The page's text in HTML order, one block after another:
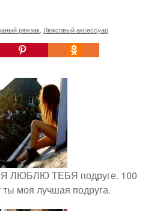
рюкзак Люксовый аксессуар
Я ЛЮБЛЮ ТЕБЯ подруге. 100
моя лучшая подруга.